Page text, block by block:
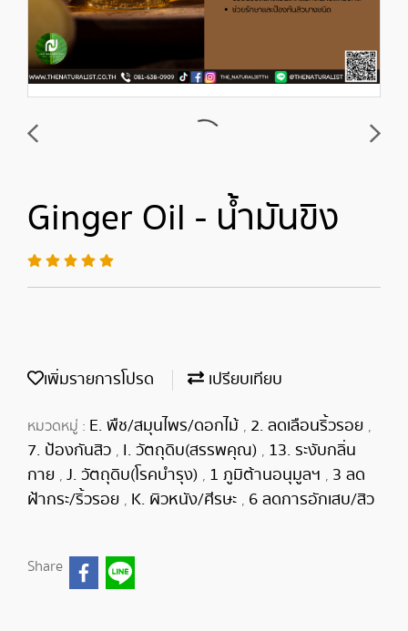
Ginger Oil - น้ำมันขิง
เพิ่มรายการโปรด เปรียบเทียบ
หมวดหมู่ : E. พืช/สมุนไพร/ดอกไม้ , 2. ลดเลือนริ้วรอย ,
7. ป้องกันสิว , I. วัตถุดิบ(สรรพคุณ) , 13. ระงับกลิ่น
กาย , J. วัตถุดิบ(โรคบำรุง) , 1 ภูมิต้านอนุมูลฯ , 3 ลด
ฝ้ากระ/ริ้วรอย , K. ผิวหนัง/ศีรษะ , 6 ลดการอักเสบ/สิว
Share